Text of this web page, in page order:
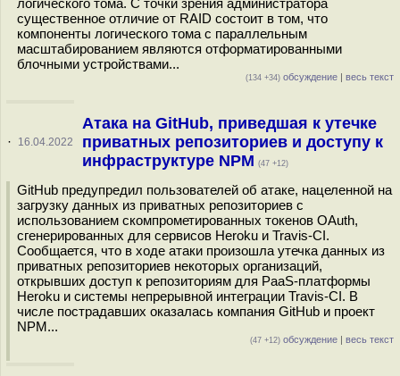
логического тома. С точки зрения администратора
существенное отличие от RAID состоит в том, что
компоненты логического тома с параллельным
масштабированием являются отформатированными
блочными устройствами...
(134 +34) обсуждение | весь текст
· 16.04.2022
Атака на GitHub, приведшая к утечке
приватных репозиториев и доступу к
инфраструктуре NPM (47 +12)
GitHub предупредил пользователей об атаке, нацеленной на
загрузку данных из приватных репозиториев с
использованием скомпрометированных токенов OAuth,
сгенерированных для сервисов Heroku и Travis-CI.
Сообщается, что в ходе атаки произошла утечка данных из
приватных репозиториев некоторых организаций,
открывших доступ к репозиториям для PaaS-платформы
Heroku и системы непрерывной интеграции Travis-CI. В
числе пострадавших оказалась компания GitHub и проект
NPM...
(47 +12) обсуждение | весь текст